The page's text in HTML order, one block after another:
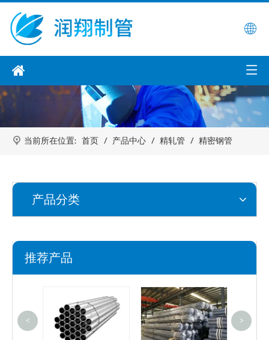
当前所在位置: 首页 / 产品中心 / 精轧管 / 精密钢管
产品分类
推荐产品
< >